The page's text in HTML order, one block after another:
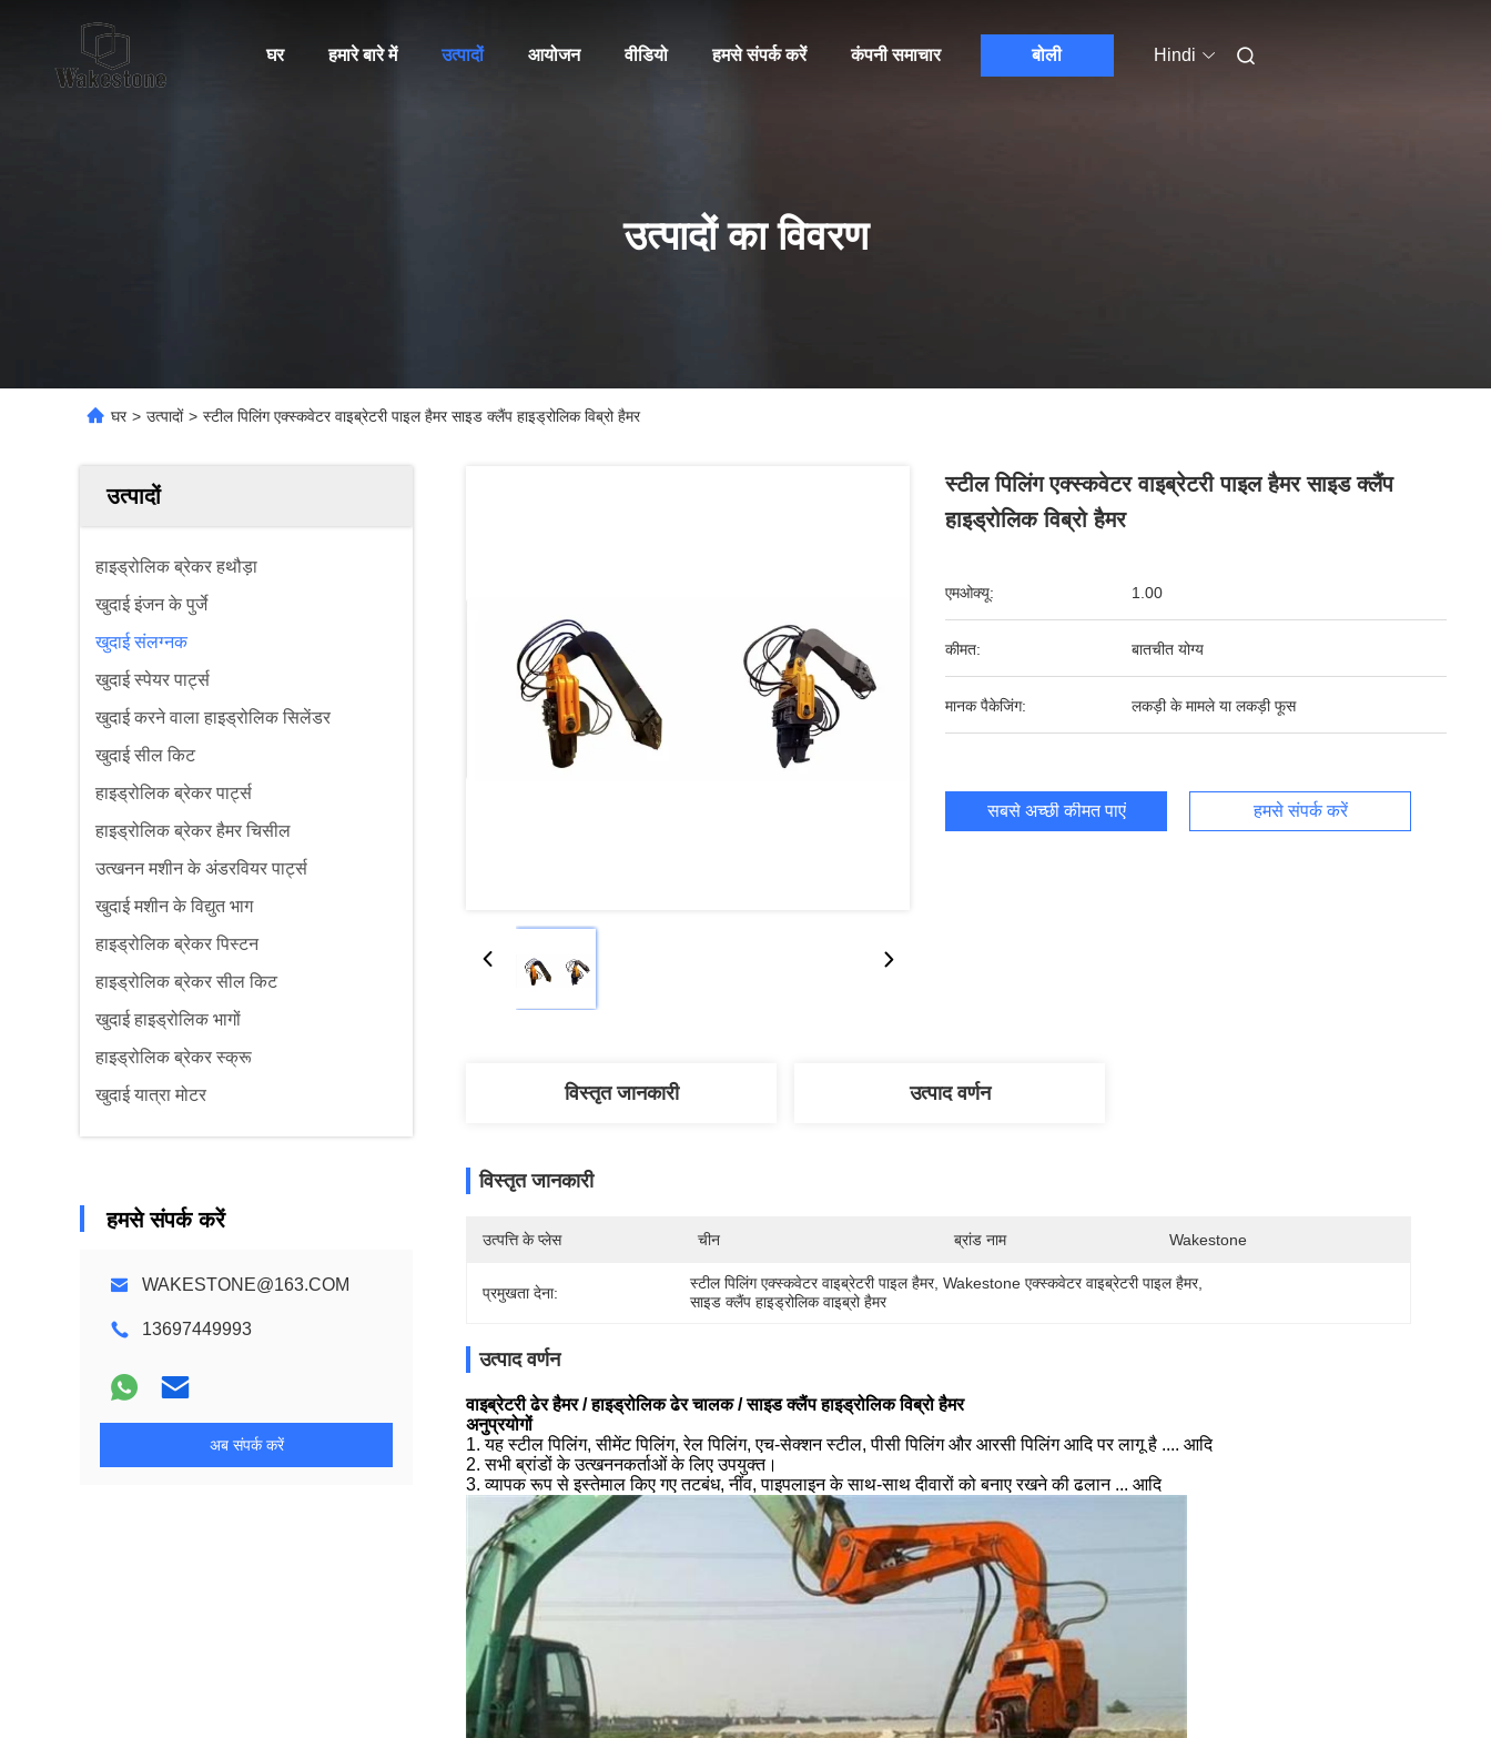
घर हमारे बारे में उत्पादों आयोजन वीडियो हमसे संपर्क करें कंपनी समाचार बोली Hindi
उत्पादों का विवरण
घर > उत्पादों > स्टील पिलिंग एक्स्कवेटर वाइब्रेटरी पाइल हैमर साइड क्लैंप हाइड्रोलिक विब्रो हैमर
उत्पादों
हाइड्रोलिक ब्रेकर हथौड़ा
खुदाई इंजन के पुर्जे
खुदाई संलग्नक
खुदाई स्पेयर पार्ट्स
खुदाई करने वाला हाइड्रोलिक सिलेंडर
खुदाई सील किट
हाइड्रोलिक ब्रेकर पार्ट्स
हाइड्रोलिक ब्रेकर हैमर चिसील
उत्खनन मशीन के अंडरवियर पार्ट्स
खुदाई मशीन के विद्युत भाग
हाइड्रोलिक ब्रेकर पिस्टन
हाइड्रोलिक ब्रेकर सील किट
खुदाई हाइड्रोलिक भागों
हाइड्रोलिक ब्रेकर स्क्रू
खुदाई यात्रा मोटर
हमसे संपर्क करें
WAKESTONE@163.COM
13697449993
अब संपर्क करें
स्टील पिलिंग एक्स्कवेटर वाइब्रेटरी पाइल हैमर साइड क्लैंप
हाइड्रोलिक विब्रो हैमर
एमओक्यू: 1.00
कीमत: बातचीत योग्य
मानक पैकेजिंग: लकड़ी के मामले या लकड़ी फूस
सबसे अच्छी कीमत पाएं हमसे संपर्क करें
विस्तृत जानकारी उत्पाद वर्णन
विस्तृत जानकारी
उत्पत्ति के प्लेस चीन ब्रांड नाम Wakestone
प्रमुखता देना:
स्टील पिलिंग एक्स्कवेटर वाइब्रेटरी पाइल हैमर, Wakestone एक्स्कवेटर वाइब्रेटरी पाइल हैमर,
साइड क्लैंप हाइड्रोलिक वाइब्रो हैमर
उत्पाद वर्णन
वाइब्रेटरी ढेर हैमर / हाइड्रोलिक ढेर चालक / साइड क्लैंप हाइड्रोलिक विब्रो हैमर
अनुप्रयोगों
1. यह स्टील पिलिंग, सीमेंट पिलिंग, रेल पिलिंग, एच-सेक्शन स्टील, पीसी पिलिंग और आरसी पिलिंग आदि पर लागू है .... आदि
2. सभी ब्रांडों के उत्खननकर्ताओं के लिए उपयुक्त।
3. व्यापक रूप से इस्तेमाल किए गए तटबंध, नींव, पाइपलाइन के साथ-साथ दीवारों को बनाए रखने की ढलान ... आदि